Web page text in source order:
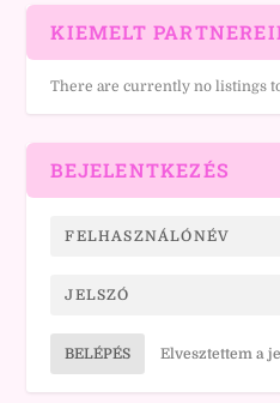
KIEMELT
There are currently no listings
BEJELENTKEZÉS
BELÉPÉS Elvesztettem a